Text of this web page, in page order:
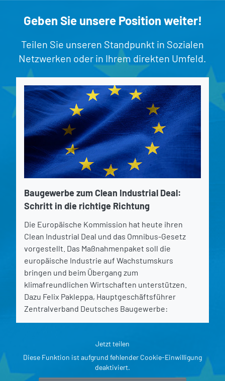
Geben Sie unsere Position weiter!
Teilen Sie unseren Standpunkt in Sozialen
Netzwerken oder in Ihrem direkten Umfeld.
Baugewerbe zum Clean Industrial Deal:
Schritt in die richtige Richtung
Die Europäische Kommission hat heute ihren
Clean Industrial Deal und das Omnibus-Gesetz
vorgestellt. Das Maßnahmenpaket soll die
europäische Industrie auf Wachstumskurs
bringen und beim Übergang zum
klimafreundlichen Wirtschaften unterstützen.
Dazu Felix Pakleppa, Hauptgeschäftsführer
Zentralverband Deutsches Baugewerbe:
Jetzt teilen
Diese Funktion ist aufgrund fehlender Cookie-Einwilligung
deaktiviert.